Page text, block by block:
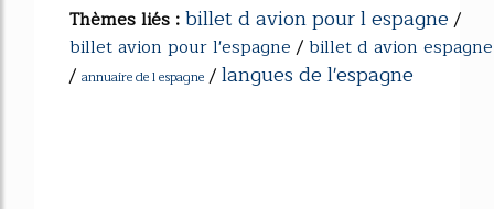
Thèmes liés :billet d avion pour l espagne/
billet avion pour l'espagne/billet d avion espagne
/ annuaire de l espagne /langues de l'espagne